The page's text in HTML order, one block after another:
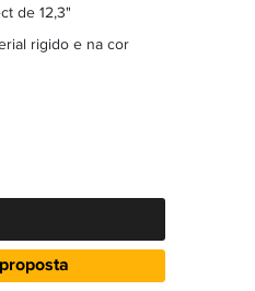
de 12,3"
rigido e na cor